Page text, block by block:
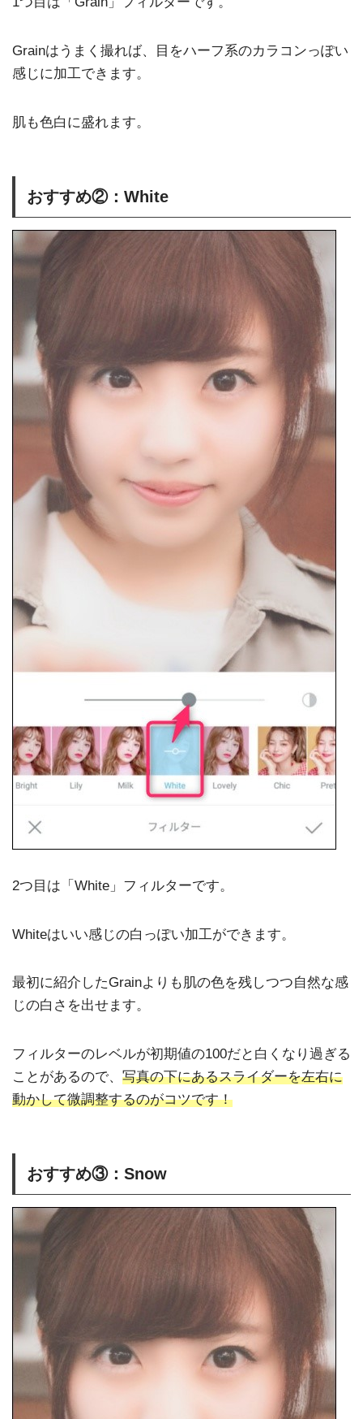
Grainはうまく撮れば、目をハーフ系のカラコンっぽい
感じに加工できます。
肌も色白に盛れます。
おすすめ②：White
2つ目は「White」フィルターです。
Whiteはいい感じの白っぽい加工ができます。
最初に紹介したGrainよりも肌の色を残しつつ自然な感
じの白さを出せます。
フィルターのレベルが初期値の100だと白くなり過ぎる
ことがあるので、 写真の下にあるスライダーを左右に
動かして微調整するのがコツです！
おすすめ③：Snow